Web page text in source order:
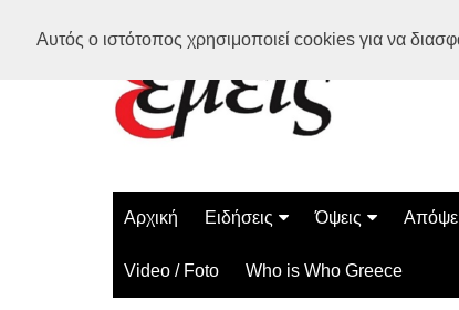
Αυτός ο ιστότοπος χρησιμοποιεί cookies για να
Αρχική Ειδήσεις
Ελλάδα
Διεθνή
Όψεις
Διάστημα
Επιστήμη
Video / Foto Who is Who Greece